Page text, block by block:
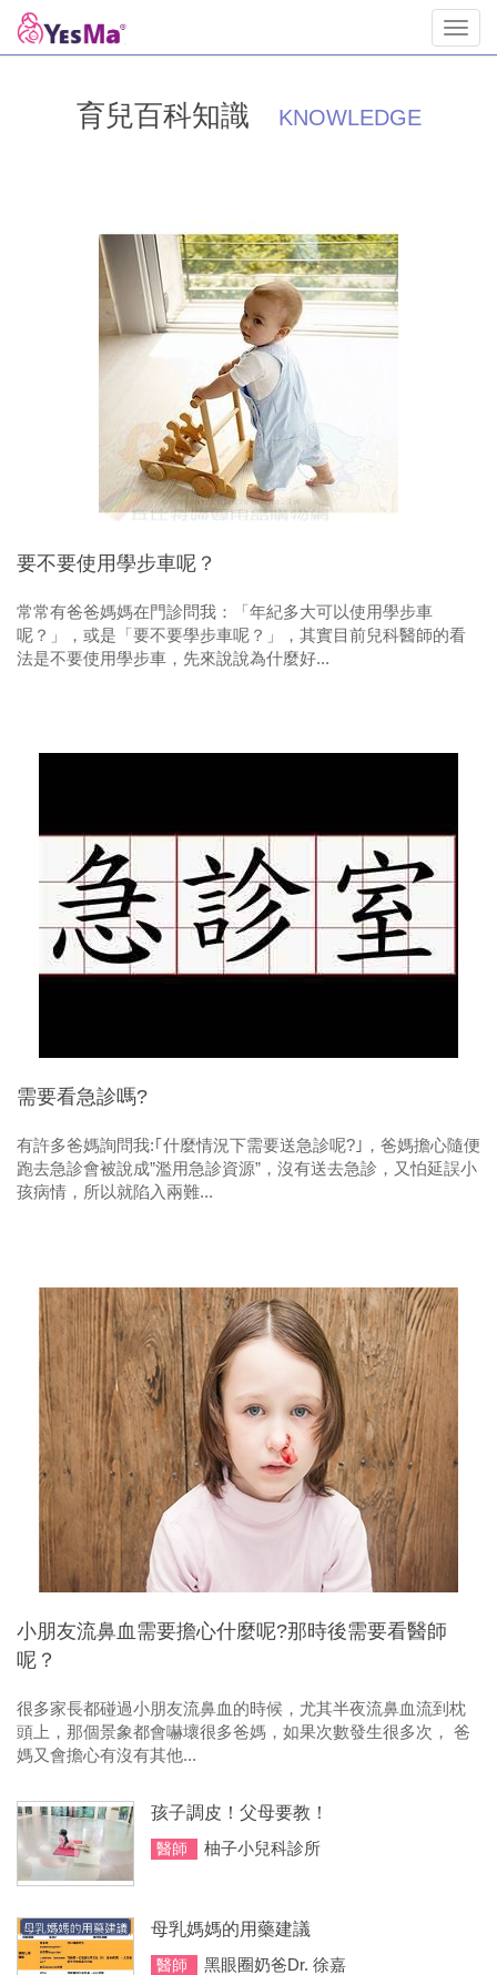
育兒百科知識 KNOWLEDGE
要不要使用學步車呢？
常常有爸爸媽媽在門診問我：「年紀多大可以使用學步車
呢？」，或是「要不要學步車呢？」，其實目前兒科醫師的看
法是不要使用學步車，先來說說為什麼好...
需要看急診嗎?
有許多爸媽詢問我:｢什麼情況下需要送急診呢?｣，爸媽擔心隨便
跑去急診會被說成”濫用急診資源”，沒有送去急診，又怕延誤小
孩病情，所以就陷入兩難...
小朋友流鼻血需要擔心什麼呢?那時後需要看醫師
呢？
很多家長都碰過小朋友流鼻血的時候，尤其半夜流鼻血流到枕
頭上，那個景象都會嚇壞很多爸媽，如果次數發生很多次， 爸
媽又會擔心有沒有其他...
孩子調皮！父母要教！
醫師 柚子小兒科診所
母乳媽媽的用藥建議
醫師 黑眼圈奶爸Dr. 徐嘉